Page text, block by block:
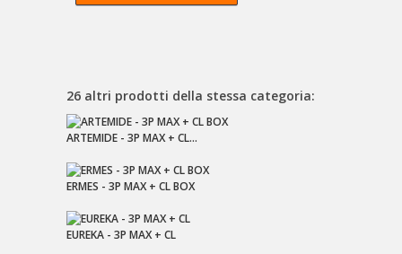
26 altri prodotti della stessa categoria:
ARTEMIDE - 3P MAX + CL...
ERMES - 3P MAX + CL BOX
EUREKA - 3P MAX + CL